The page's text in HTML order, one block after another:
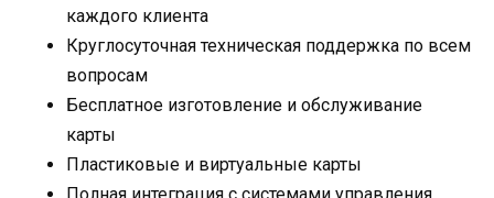
каждого клиента
Круглосуточная техническая поддержка по всем
вопросам
Бесплатное изготовление и обслуживание
карты
Пластиковые и виртуальные карты